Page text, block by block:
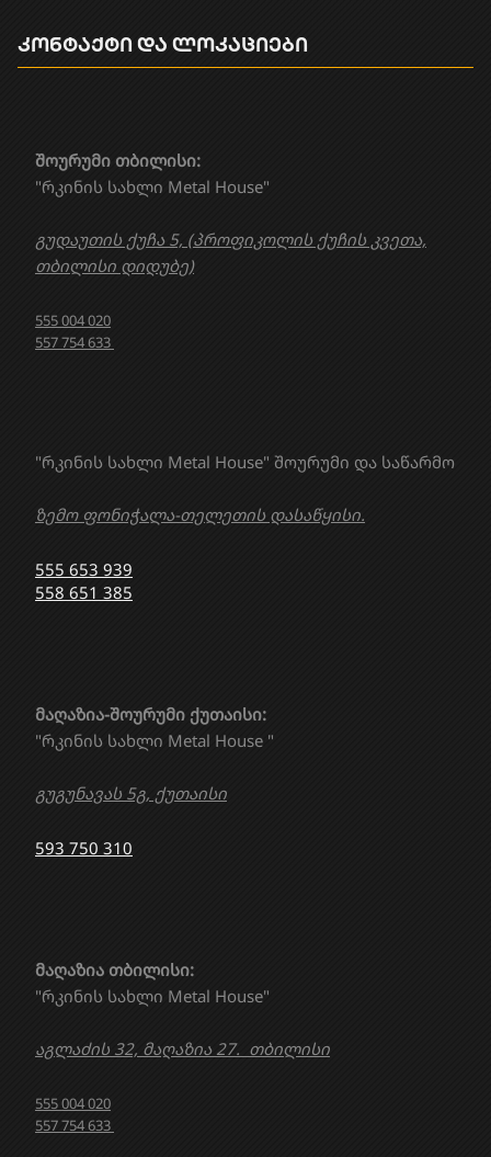
"რკინის სახლი Metal House" შოურუმი და საწარმო
ზემო ფონიჭალა-თელეთის დასაწყისი.
555 653 939
558 651 385
მაღაზია თბილისი:
"რკინის სახლი Metal House"
აგლაძის 32, მაღაზია 27. თბილისი
555 004 020
557 754 633
მაღაზია-შოურუმი ქუთაისი:
"რკინის სახლი Metal House "
გუგუნავას 5გ, ქუთაისი
593 750 310
შოურუმი თბილისი:
"რკინის სახლი Metal House"
გუდაუთის ქუჩა 5, (პროფიკოლის ქუჩის კვეთა,
თბილისი დიდუბე)
555 004 020
557 754 633
კონტაქტი და ლოკაციები